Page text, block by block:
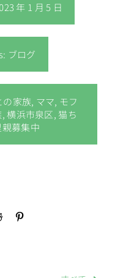
年 1 月 5 日
ブログ
の家族, ママ, モフ
,横浜市泉区, 猫ち
親募集中